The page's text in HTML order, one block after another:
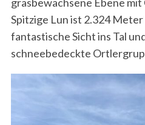
Spitzige Lun ist 2.324
fantastische Sicht ins Tal
schneebedeckte